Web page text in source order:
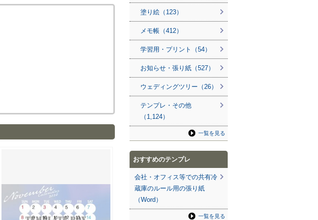
塗り絵（123）
メモ帳（412）
学習用・プリント（54）
お知らせ・張り紙（527）
ウェディングツリー（26）
テンプレ・その他
（1,124）
一覧を見る
おすすめのテンプレ
会社・オフィス等での共有冷
蔵庫のルール用の張り紙
（Word）
一覧を見る